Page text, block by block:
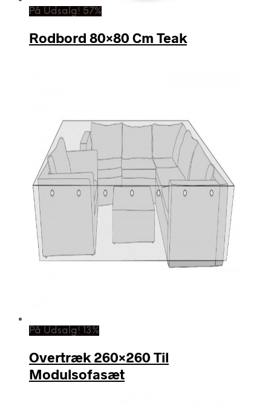
På Udsalg! 57%
Rodbord 80×80 Cm Teak
På Udsalg! 13%
Overtræk 260×260 Til
Modulsofasæt